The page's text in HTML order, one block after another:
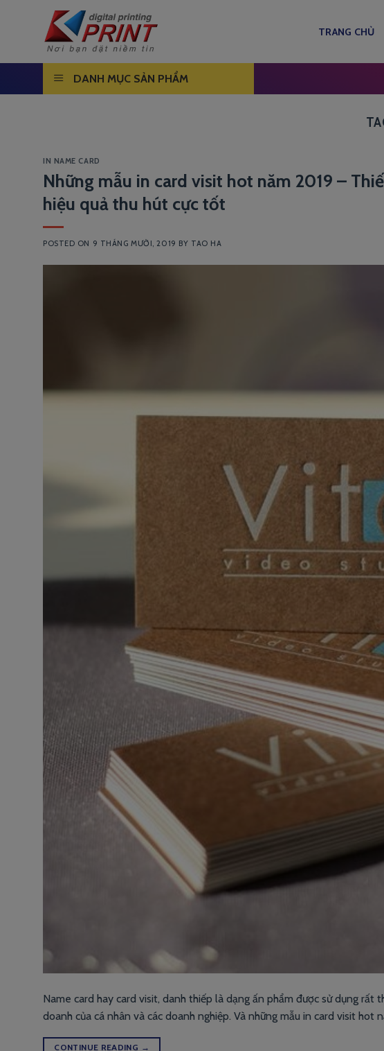
TRANG CHỦ
DANH MỤC SẢN PHẨM
IN NAME CARD
Những mẫu in card visit hot năm 2019 –
hiệu quả thu hút cực tốt
POSTED ON 9 THÁNG MƯỜI, 2019 BY TAO HA
Name card hay card visit, danh thiếp là dạng ấn phẩm được sử dụng
doanh của cá nhân và các doanh nghiệp. Và những mẫu in card visit
CONTINUE READING →